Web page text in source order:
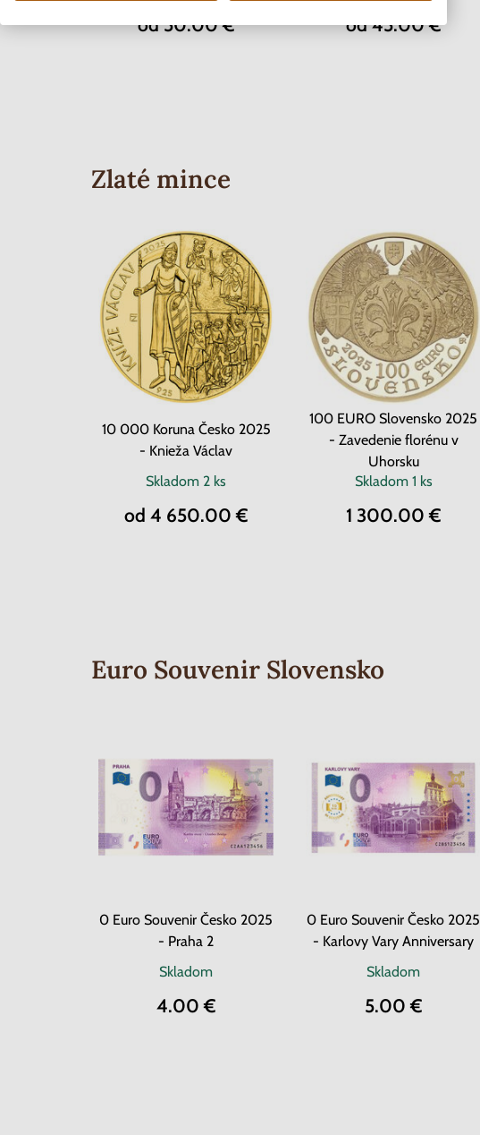
od 50.00 € od 45.00 €
Zlaté mince
10 000 Koruna Česko 2025
- Knieža Václav
Skladom 2 ks
od 4 650.00 €
100 EURO Slovensko 2025
- Zavedenie florénu v
Uhorsku
Skladom 1 ks
1 300.00 €
Euro Souvenir Slovensko
0 Euro Souvenir Česko 2025
- Praha 2
Skladom
4.00 €
0 Euro Souvenir Česko 2025
- Karlovy Vary Anniversary
Skladom
5.00 €